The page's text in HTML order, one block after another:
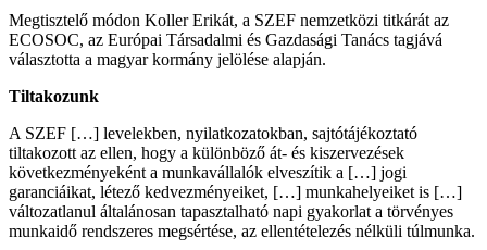
Megtisztelő módon Koller Erikát, a SZEF nemzetközi titkárát az
ECOSOC, az Európai Társadalmi és Gazdasági Tanács tagjává
választotta a magyar kormány jelölése alapján.
Tiltakozunk
A SZEF […] levelekben, nyilatkozatokban, sajtótájékoztató
tiltakozott az ellen, hogy a különböző át- és kiszervezések
következményeként a munkavállalók elveszítik a […] jogi
garanciáikat, létező kedvezményeiket, […] munkahelyeiket is […]
változatlanul általánosan tapasztalható napi gyakorlat a törvényes
munkaidő rendszeres megsértése, az ellentételezés nélküli túlmunka.